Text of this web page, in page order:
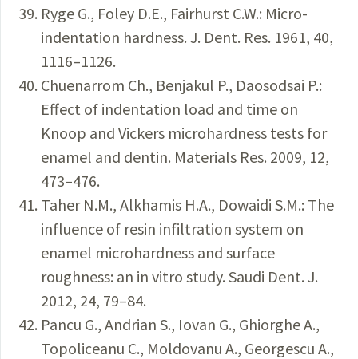
Ryge G., Foley D.E., Fairhurst C.W.: Micro-
indentation hardness. J. Dent. Res. 1961, 40,
1116–1126.
Chuenarrom Ch., Benjakul P., Daosodsai P.:
Effect of indentation load and time on
Knoop and Vickers microhardness tests for
enamel and dentin. Materials Res. 2009, 12,
473–476.
Taher N.M., Alkhamis H.A., Dowaidi S.M.: The
influence of resin infiltration system on
enamel microhardness and surface
roughness: an in vitro study. Saudi Dent. J.
2012, 24, 79–84.
Pancu G., Andrian S., Iovan G., Ghiorghe A.,
Topoliceanu C., Moldovanu A., Georgescu A.,